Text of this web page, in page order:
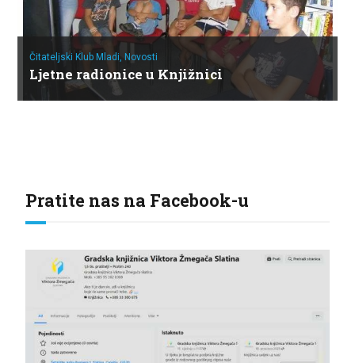
Čitateljski Klub Mladi, Novosti
Ljetne radionice u Knjižnici
Pratite nas na Facebook-u